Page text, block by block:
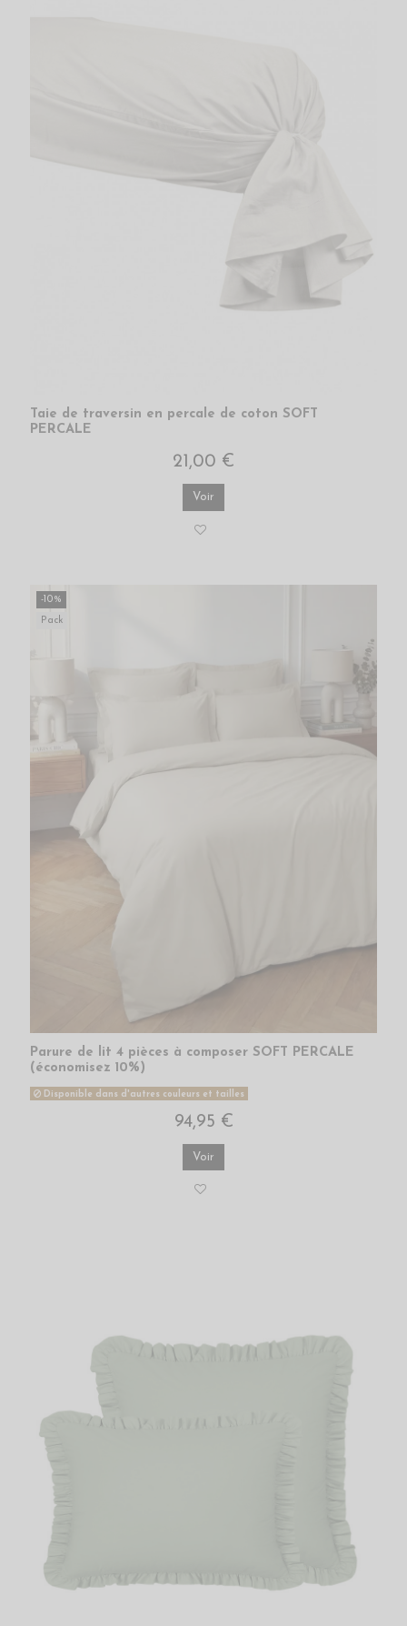
Taie de traversin en percale de coton SOFT
PERCALE
21,00 €
Voir
-10%
Pack
Parure de lit 4 pièces à composer SOFT PERCALE
(économisez 10%)
Disponible dans d'autres couleurs et tailles
94,95 €
Voir